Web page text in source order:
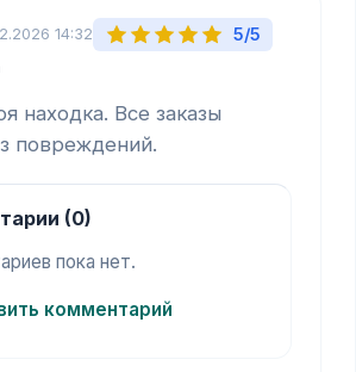
14:32 5/5
находка. Все заказы
повреждений.
(0)
пока нет.
комментарий